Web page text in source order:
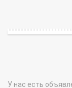
У нас есть